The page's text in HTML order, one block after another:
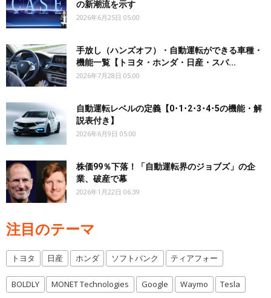
の新潮流を示す
2026年6月25日 05:00
手放し（ハンズオフ）・自動運転ができる車種・
機能一覧【トヨタ・ホンダ・日産・スバ...
2026年7月28日 05:00
自動運転レベルの定義【0･1･2･3･4･5の機能・解
説表付き】
2026年6月9日 05:00
株価99％下落！「自動運転界のジョブズ」の企
業、破産で幕
2026年1月22日 06:39
注目のテーマ
トヨタ 日産 ホンダ ソフトバンク ティアフォー
BOLDLY MONET Technologies Google Waymo Tesla